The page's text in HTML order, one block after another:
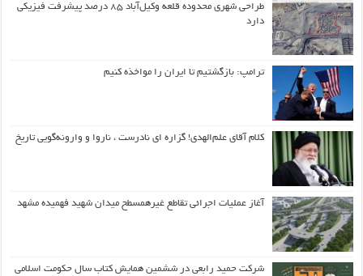
طراحی شهری محدوده قلعه وکیل‌آباد ۸۵ درصد پیشرفت فیزیکی
دارد
ترامپ: بازگشتیم تا ایران را مواخذه کنیم
کلام آقای علم‌الهدی! گزاره ای نادرست ، ناروا و وارونه‌گویی تاریخ
آغاز عملیات اجرائی تقاطع غیرهمسطح میدان شهید فهمیده مشهد
شرکت حمید رابعی در ششمین همایش کتاب سال حکومت اسلامی